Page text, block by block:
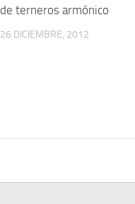
de terneros armónico
26 DICIEMBRE, 2012